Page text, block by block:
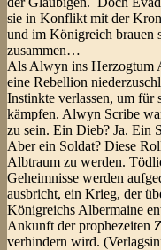
sie in Konflikt mit der
und im Königreich brauen
zusammen…
Als Alwyn ins Herzogtum
eine Rebellion
Instinkte verlassen, um für
kämpfen. Alwyn Scribe
zu sein. Ein Dieb? Ja. Ein
Aber ein Soldat? Diese
Albtraum zu werden.
Geheimnisse werden
ausbricht, ein Krieg, der
Königreichs Albermaine
Ankunft der prophezeiten
verhindern wird.